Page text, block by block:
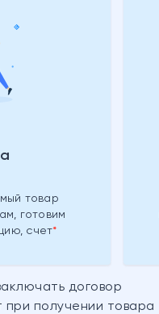
товар
готовим
счет
договор
при получении товара